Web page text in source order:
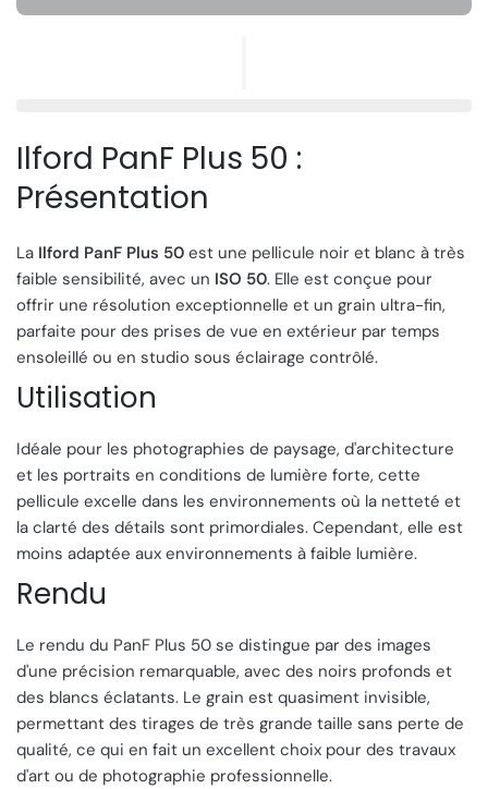
Ilford PanF Plus 50 :
Présentation
La Ilford PanF Plus 50 est une pellicule noir et blanc à très
faible sensibilité, avec un ISO 50. Elle est conçue pour
offrir une résolution exceptionnelle et un grain ultra-fin,
parfaite pour des prises de vue en extérieur par temps
ensoleillé ou en studio sous éclairage contrôlé.
Utilisation
Idéale pour les photographies de paysage, d'architecture
et les portraits en conditions de lumière forte, cette
pellicule excelle dans les environnements où la netteté et
la clarté des détails sont primordiales. Cependant, elle est
moins adaptée aux environnements à faible lumière.
Rendu
Le rendu du PanF Plus 50 se distingue par des images
d'une précision remarquable, avec des noirs profonds et
des blancs éclatants. Le grain est quasiment invisible,
permettant des tirages de très grande taille sans perte de
qualité, ce qui en fait un excellent choix pour des travaux
d'art ou de photographie professionnelle.